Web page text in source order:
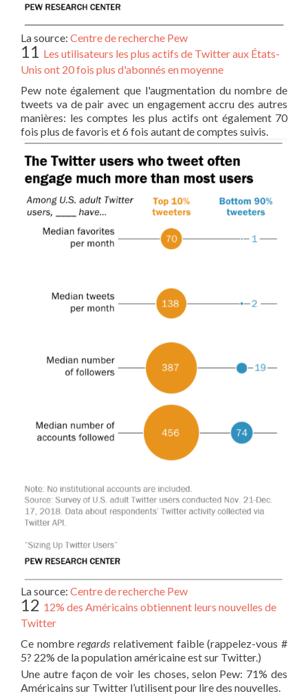
La source: Centre de recherche Pew
11 Les utilisateurs les plus actifs de Twitter aux États-
Unis ont 20 fois plus d'abonnés en moyenne
Pew note également que l'augmentation du nombre de
tweets va de pair avec un engagement accru des autres
manières: les comptes les plus actifs ont également 70
fois plus de favoris et 6 fois autant de comptes suivis.
La source: Centre de recherche Pew
12 12% des Américains obtiennent leurs nouvelles de
Twitter
Ce nombreregards relativement faible (rappelez-vous #
5? 22% de la population américaine est sur Twitter.)
Une autre façon de voir les choses, selon Pew: 71% des
Américains sur Twitter l’utilisent pour lire des nouvelles.